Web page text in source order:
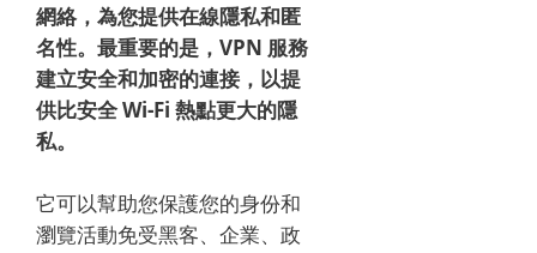
網絡，為您提供在線隱私和匿
名性。 最重要的是，VPN 服務
建立安全和加密的連接，以提
供比安全 Wi-Fi 熱點更大的隱
私。
它可以幫助您保護您的身份和
瀏覽活動免受黑客、企業、政